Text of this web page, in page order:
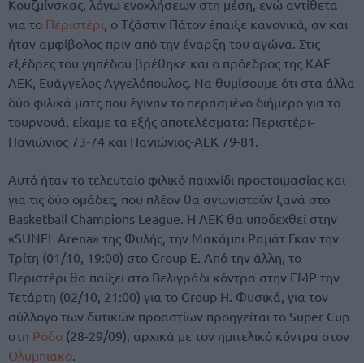
Κουζμίνσκας, λόγω ενοχλήσεων στη μέση, ενώ αντίθετα
για το Περιστέρι, ο Τζάστιν Πάτον έπαιξε κανονικά, αν και
ήταν αμφίβολος πριν από την έναρξη του αγώνα. Στις
εξέδρες του γηπέδου βρέθηκε και ο πρόεδρος της ΚΑΕ
ΑΕΚ, Ευάγγελος Αγγελόπουλος. Να θυμίσουμε ότι στα άλλα
δύο φιλικά ματς που έγιναν το περασμένο διήμερο για το
τουρνουά, είχαμε τα εξής αποτελέσματα: Περιστέρι-
Πανιώνιος 73-74 και Πανιώνιος-ΑΕΚ 79-81.
Αυτό ήταν το τελευταίο φιλικό παιχνίδι προετοιμασίας και
για τις δύο ομάδες, που πλέον θα αγωνιστούν ξανά στο
Basketball Champions League. Η ΑΕΚ θα υποδεχθεί στην
«SUNEL Arena» της Φυλής, την Μακάμπι Ραμάτ Γκαν την
Τρίτη (01/10, 19:00) στο Group E. Από την άλλη, το
Περιστέρι θα παίξει στο Βελιγράδι κόντρα στην FMP την
Τετάρτη (02/10, 21:00) για το Group H. Φυσικά, για τον
σύλλογο των δυτικών προαστίων προηγείται το Super Cup
στη Ρόδο (28-29/09), αρχικά με τον ημιτελικό κόντρα στον
Ολυμπιακό